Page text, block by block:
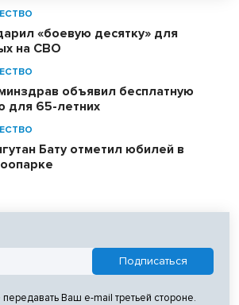
соревнований.
«боевую десятку» для
на СВО
объявил бесплатную
для 65-летних
Бату отметил юбилей в
Ваш e-mail третьей стороне.